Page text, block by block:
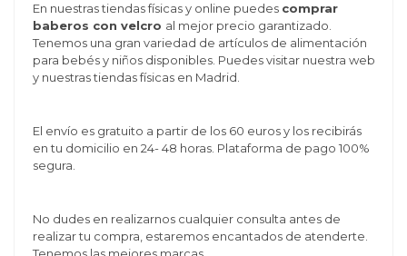
En nuestras tiendas físicas y online puedes comprar
baberos con velcro al mejor precio garantizado.
Tenemos una gran variedad de artículos de alimentación
para bebés y niños disponibles. Puedes visitar nuestra web
y nuestras tiendas físicas en Madrid.
El envío es gratuito a partir de los 60 euros y los recibirás
en tu domicilio en 24- 48 horas. Plataforma de pago 100%
segura.
No dudes en realizarnos cualquier consulta antes de
realizar tu compra, estaremos encantados de atenderte.